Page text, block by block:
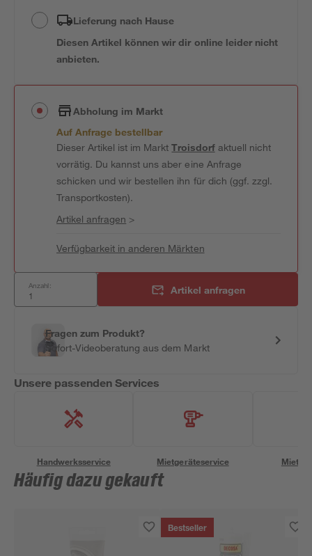
Lieferung nach Hause
Diesen Artikel können wir dir online leider nicht
anbieten.
Abholung im Markt
Auf Anfrage bestellbar
Dieser Artikel ist im MarktTroisdorfaktuell nicht
vorrätig. Du kannst uns aber eine Anfrage
schicken und wir bestellen ihn für dich (ggf. zzgl.
Transportkosten).
Artikel anfragen >
Verfügbarkeit in anderen Märkten
Anzahl: Artikel anfragen
Fragen zum Produkt?
Sofort-Videoberatung aus dem Markt
Unsere passenden Services
Handwerksservice Mietgeräteservice
Häufig dazu gekauft
Bestseller